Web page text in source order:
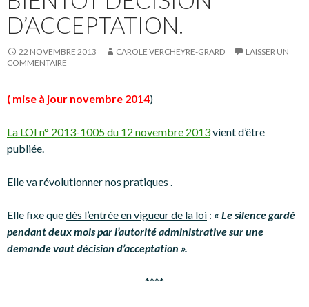
D’ACCEPTATION.
22 NOVEMBRE 2013 CAROLE VERCHEYRE-GRARD
LAISSER UN
COMMENTAIRE
( mise à jour novembre 2014)
La LOI n° 2013-1005 du 12 novembre 2013vient d’être
publiée.
Elle va révolutionner nos pratiques .
Elle fixe quedès l’entrée en vigueur de la loi : « Le silence gardé
pendant deux mois par l’autorité administrative sur une
demande vaut décision d’acceptation ».
****